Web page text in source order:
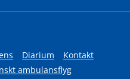
Diarium
Kontakt
ambulansflyg